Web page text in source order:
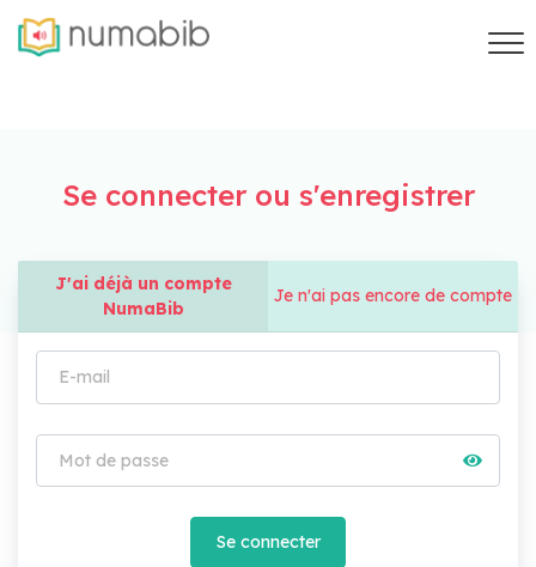
Se connecter ou s'enregistrer
J'ai déjà un compte
NumaBib
Je n'ai pas encore de compte
Se connecter